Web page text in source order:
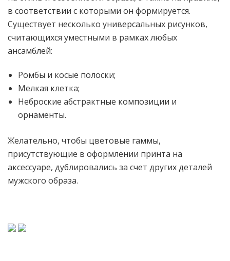
в соответствии с которыми он формируется.
Существует несколько универсальных рисунков,
считающихся уместными в рамках любых
ансамблей:
Ромбы и косые полоски;
Мелкая клетка;
Неброские абстрактные композиции и
орнаменты.
Желательно, чтобы цветовые гаммы,
присутствующие в оформлении принта на
аксессуаре, дублировались за счет других деталей
мужского образа.